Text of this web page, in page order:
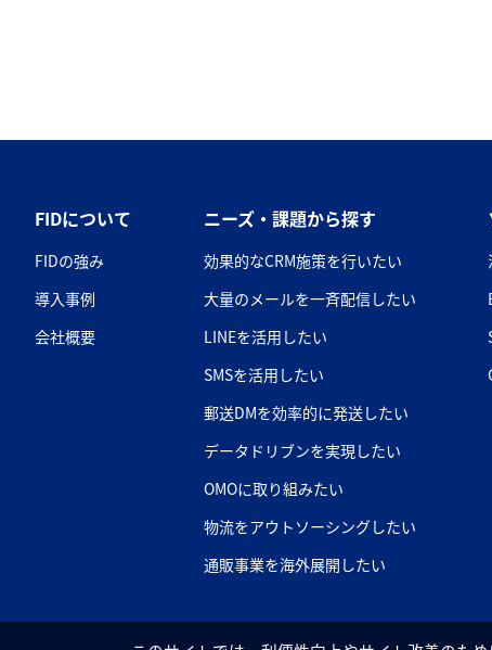
FIDについて
FIDの強み
導入事例
会社概要
ニーズ・課題から探す
効果的なCRM施策を行いたい
大量のメールを一斉配信したい
LINEを活用したい
SMSを活用したい
郵送DMを効率的に発送したい
データドリブンを実現したい
OMOに取り組みたい
物流をアウトソーシングしたい
通販事業を海外展開したい